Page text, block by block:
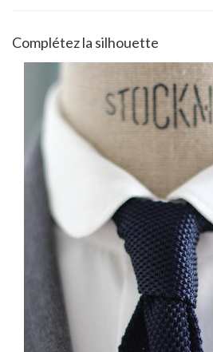
Complétez la silhouette